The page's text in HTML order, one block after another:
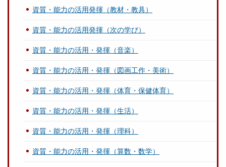
資質・能力の活用発揮（教材・教具）
資質・能力の活用発揮（次の学び）
資質・能力の活用・発揮（音楽）
資質・能力の活用・発揮（図画工作・美術）
資質・能力の活用・発揮（体育・保健体育）
資質・能力の活用・発揮（生活）
資質・能力の活用・発揮（理科）
資質・能力の活用・発揮（算数・数学）